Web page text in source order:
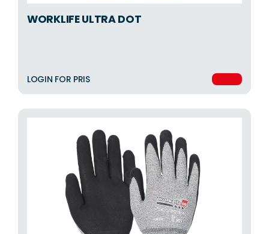
WORKLIFE ULTRA DOT
LOGIN FOR PRIS